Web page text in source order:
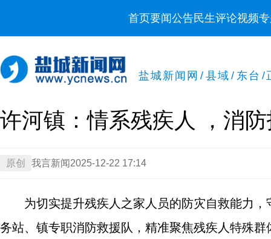
首页要闻公告民生评论视频
盐城新闻网 / 县域 / 东台 /
许河镇：情系残疾人 ，消
原创 我言新闻 2025-12-22 17:14
为切实提升残疾人之家人员的防灾自救能力
务站、镇专职消防救援队，精准聚焦残疾人特殊